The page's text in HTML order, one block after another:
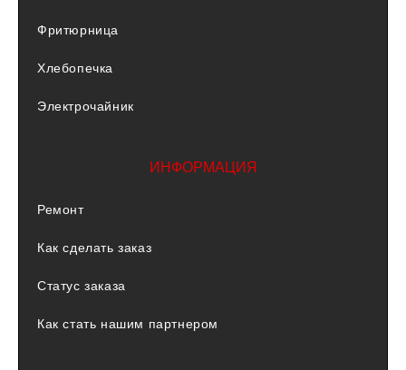
Фритюрница
Хлебопечка
Электрочайник
ИНФОРМАЦИЯ
Ремонт
Как сделать заказ
Статус заказа
Как стать нашим партнером